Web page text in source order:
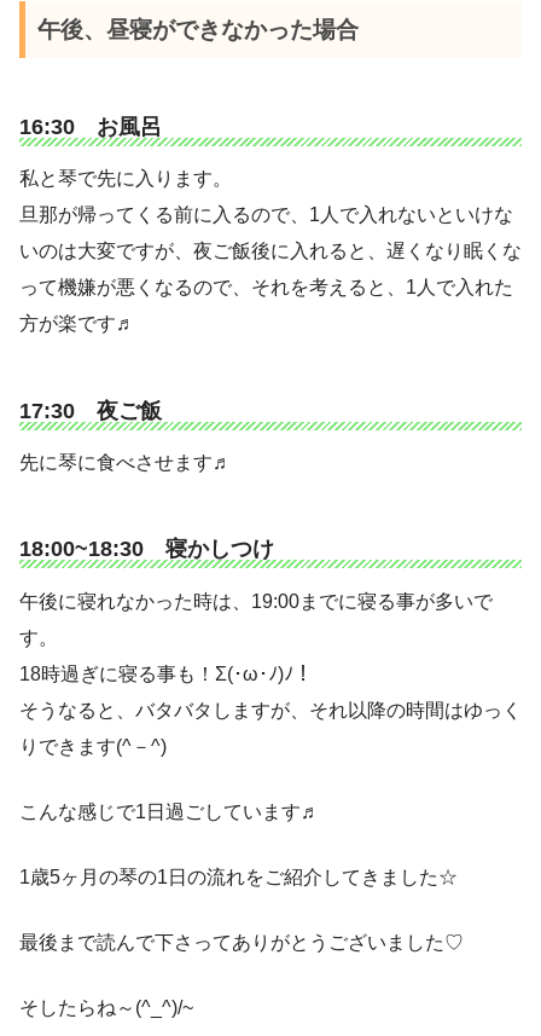
午後、昼寝ができなかった場合
16:30 お風呂
私と琴で先に入ります。
旦那が帰ってくる前に入るので、1人で入れないといけな
いのは大変ですが、夜ご飯後に入れると、遅くなり眠くな
って機嫌が悪くなるので、それを考えると、1人で入れた
方が楽です♬
17:30 夜ご飯
先に琴に食べさせます♬
18:00~18:30 寝かしつけ
午後に寝れなかった時は、19:00までに寝る事が多いで
す。
18時過ぎに寝る事も！Σ(･ω･ﾉ)ﾉ！
そうなると、バタバタしますが、それ以降の時間はゆっく
りできます(^－^)
こんな感じで1日過ごしています♬
1歳5ヶ月の琴の1日の流れをご紹介してきました☆
最後まで読んで下さってありがとうございました♡
そしたらね～(^_^)/~